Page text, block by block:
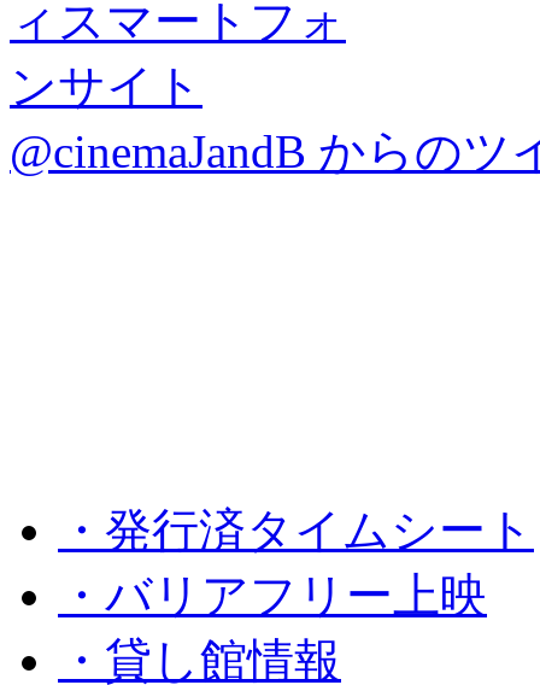
@cinemaJandB からのツ
・発行済タイムシート
・バリアフリー上映
・貸し館情報